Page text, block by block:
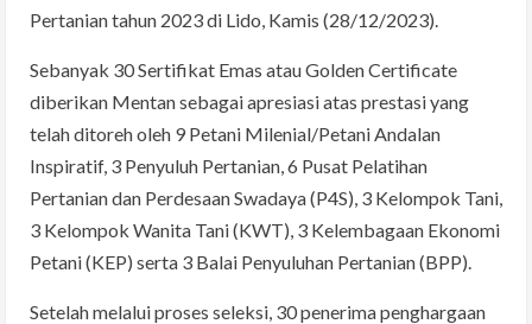
Pertanian tahun 2023 di Lido, Kamis (28/12/2023).
Sebanyak 30 Sertifikat Emas atau Golden Certificate
diberikan Mentan sebagai apresiasi atas prestasi yang
telah ditoreh oleh 9 Petani Milenial/Petani Andalan
Inspiratif, 3 Penyuluh Pertanian, 6 Pusat Pelatihan
Pertanian dan Perdesaan Swadaya (P4S), 3 Kelompok Tani,
3 Kelompok Wanita Tani (KWT), 3 Kelembagaan Ekonomi
Petani (KEP) serta 3 Balai Penyuluhan Pertanian (BPP).
Setelah melalui proses seleksi, 30 penerima penghargaan